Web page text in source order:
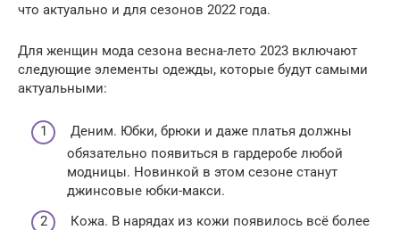
что актуально и для сезонов 2022 года.
Для женщин мода сезона весна-лето 2023 включают
следующие элементы одежды, которые будут самыми
актуальными:
Деним. Юбки, брюки и даже платья должны
обязательно появиться в гардеробе любой
модницы. Новинкой в этом сезоне станут
джинсовые юбки-макси.
Кожа. В нарядах из кожи появилось всё более